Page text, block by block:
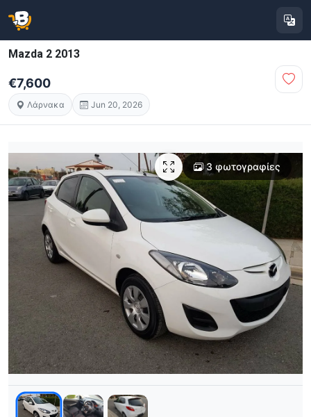
Mazda 2 2013
€7,600
Λάρνακα Jun 20, 2026
3 φωτογραφίες